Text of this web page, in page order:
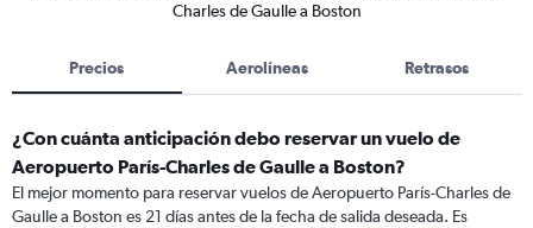
Charles de Gaulle a Boston
Precios Aerolíneas Retrasos
¿Con cuánta anticipación debo reservar un vuelo de
Aeropuerto París-Charles de Gaulle a Boston?
El mejor momento para reservar vuelos de Aeropuerto París-Charles de
Gaulle a Boston es 21 días antes de la fecha de salida deseada. Es